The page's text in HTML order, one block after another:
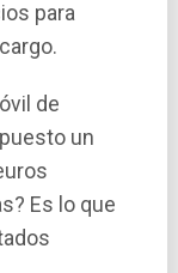
para
de
un
Es lo que